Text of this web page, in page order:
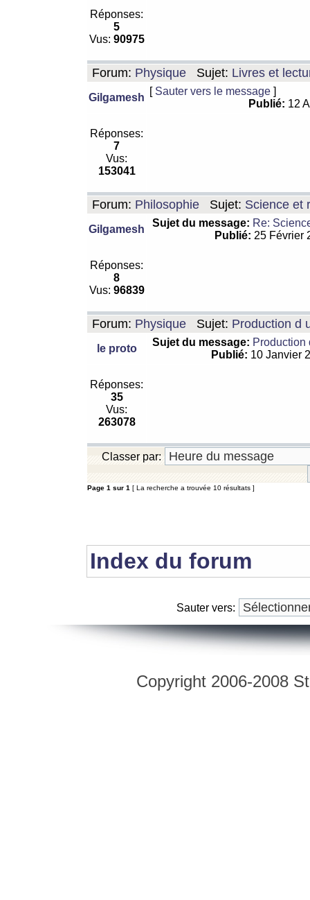
Réponses:
5
Vus: 90975
Forum: Physique Sujet: Livres et
Gilgamesh
[ Sauter vers le message ]
Publié: 12
Réponses:
7
Vus:
153041
Forum: Philosophie Sujet: Science et
Gilgamesh
Sujet du message: Re:
Publié: 25 Février
Réponses:
8
Vus: 96839
Forum: Physique Sujet: Production d
le proto
Sujet du message: Production
Publié: 10 Janvier
Réponses:
35
Vus:
263078
Classer par:
Page 1 sur 1 [ La recherche a trouvée 10 résultats ]
Index du forum
Sauter vers:
Copyright 2006-2008